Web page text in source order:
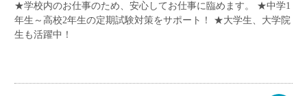
★学校内のお仕事のため、安心してお仕事に臨めます。 ★中学1
年生～高校2年生の定期試験対策をサポート！ ★大学生、大学院
生も活躍中！